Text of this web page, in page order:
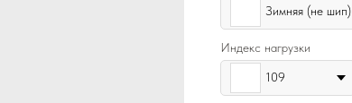
Зимняя (не шип)
Индекс нагрузки
109